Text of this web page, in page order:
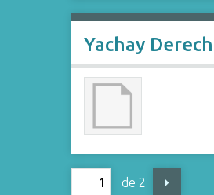
Yachay
de 2